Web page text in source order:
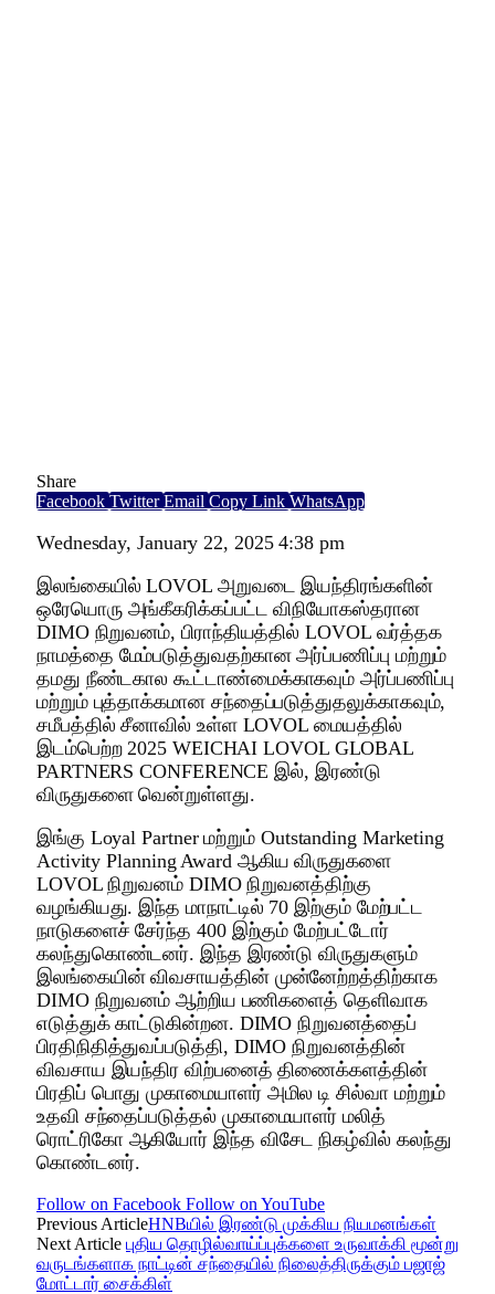
Share
Facebook Twitter Email Copy Link WhatsApp
Wednesday, January 22, 2025 4:38 pm
இலங்கையில் LOVOL அறுவடை இயந்திரங்களின்
ஒரேயொரு அங்கீகரிக்கப்பட்ட விநியோகஸ்தரான
DIMO நிறுவனம், பிராந்தியத்தில் LOVOL வர்த்தக
நாமத்தை மேம்படுத்துவதற்கான அர்ப்பணிப்பு மற்றும்
தமது நீண்டகால கூட்டாண்மைக்காகவும் அர்ப்பணிப்பு
மற்றும் புத்தாக்கமான சந்தைப்படுத்துதலுக்காகவும்,
சமீபத்தில் சீனாவில் உள்ள LOVOL மையத்தில்
இடம்பெற்ற 2025 WEICHAI LOVOL GLOBAL
PARTNERS CONFERENCE இல், இரண்டு
விருதுகளை வென்றுள்ளது.
இங்கு Loyal Partner மற்றும் Outstanding Marketing
Activity Planning Award ஆகிய விருதுகளை
LOVOL நிறுவனம் DIMO நிறுவனத்திற்கு
வழங்கியது. இந்த மாநாட்டில் 70 இற்கும் மேற்பட்ட
நாடுகளைச் சேர்ந்த 400 இற்கும் மேற்பட்டோர்
கலந்துகொண்டனர். இந்த இரண்டு விருதுகளும்
இலங்கையின் விவசாயத்தின் முன்னேற்றத்திற்காக
DIMO நிறுவனம் ஆற்றிய பணிகளைத் தெளிவாக
எடுத்துக் காட்டுகின்றன. DIMO நிறுவனத்தைப்
பிரதிநிதித்துவப்படுத்தி, DIMO நிறுவனத்தின்
விவசாய இயந்திர விற்பனைத் திணைக்களத்தின்
பிரதிப் பொது முகாமையாளர் அமில டி சில்வா மற்றும்
உதவி சந்தைப்படுத்தல் முகாமையாளர் மலித்
ரொட்ரிகோ ஆகியோர் இந்த விசேட நிகழ்வில் கலந்து
கொண்டனர்.
Follow on Facebook Follow on YouTube
Previous ArticleHNBயில் இரண்டு முக்கிய நியமனங்கள்
Next Article புதிய தொழில்வாய்ப்புக்களை உருவாக்கி மூன்று
வருடங்களாக நாட்டின் சந்தையில் நிலைத்திருக்கும் பஜாஜ்
மோட்டார் சைக்கிள்